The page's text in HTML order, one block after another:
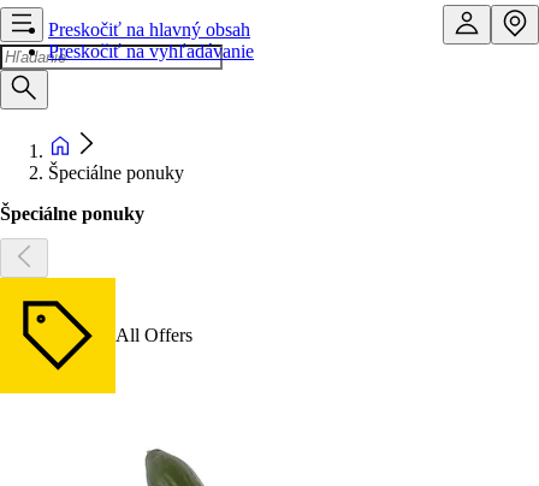
Preskočiť na hlavný obsah
Preskočiť na vyhľadávanie
Špeciálne ponuky
Špeciálne ponuky
All Offers